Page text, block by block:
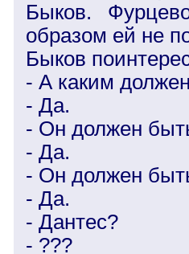
Быков.
образом ей не
Быков
- А каким
- Да.
- Он должен
- Да.
- Он должен
- Да.
- Дантес?
- ???